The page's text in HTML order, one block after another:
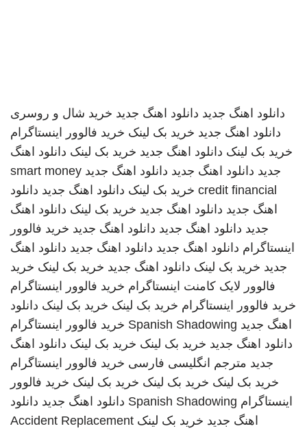
دانلود اهنگ جدید دانلود اهنگ جدید خرید شال و روسری
دانلود اهنگ جدید خرید بک لینک خرید فالوور اینستاگرام
خرید بک لینک دانلود اهنگ جدید خرید بک لینک دانلود اهنگ
جدید دانلود اهنگ جدید دانلود اهنگ جدید smart money
credit financial خرید بک لینک دانلود اهنگ جدید دانلود
اهنگ جدید دانلود اهنگ جدید خرید بک لینک دانلود اهنگ
جدید دانلود اهنگ جدید دانلود اهنگ جدید خرید فالوور
اینستاگرام دانلود اهنگ جدید دانلود اهنگ جدید دانلود اهنگ
جدید خرید بک لینک دانلود اهنگ جدید خرید بک لینک خرید
فالوور لایک کامنت اینستاگرام خرید فالوور اینستاگرام
خرید فالوور اینستاگرام خرید بک لینک خرید بک لینک دانلود
اهنگ جدید Spanish Shadowing خرید فالوور اینستاگرام
دانلود اهنگ جدید خرید بک لینک خرید بک لینک دانلود اهنگ
جدید مترجم انگلیسی فارسی خرید فالوور اینستاگرام
خرید بک لینک خرید بک لینک خرید بک لینک خرید فالوور
اینستاگرام Spanish Shadowing دانلود اهنگ جدید دانلود
اهنگ جدید خرید بک لینک Accident Replacement